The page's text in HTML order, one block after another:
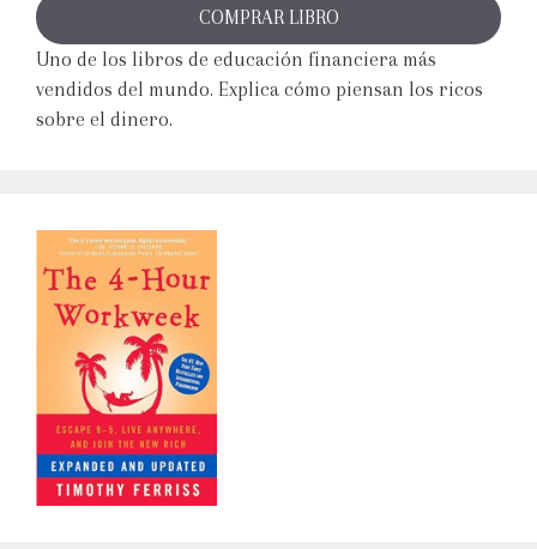
COMPRAR LIBRO
Uno de los libros de educación financiera más
vendidos del mundo. Explica cómo piensan los ricos
sobre el dinero.